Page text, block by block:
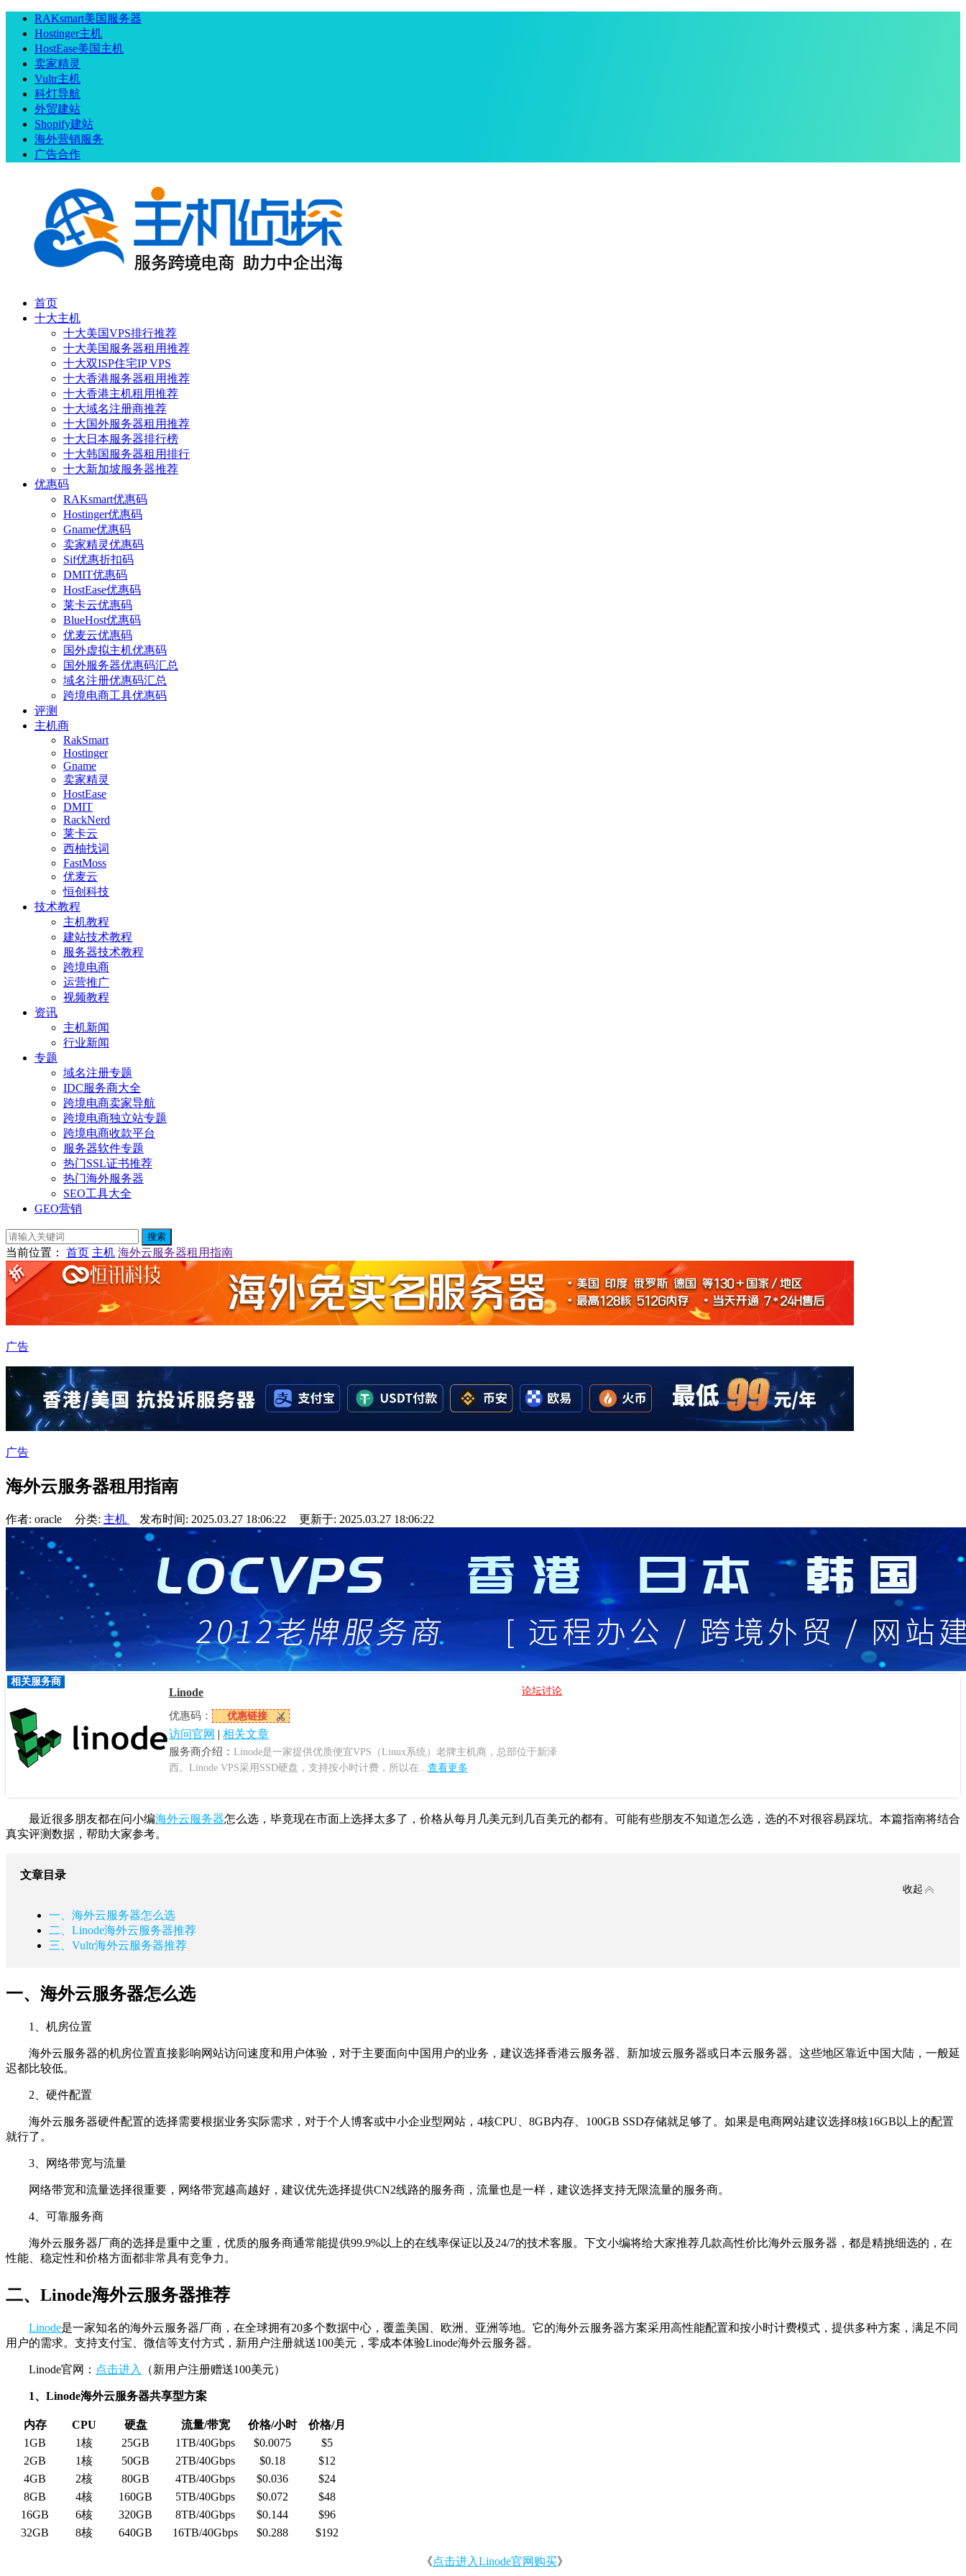
RAKsmart美国服务器
Hostinger主机
HostEase美国主机
卖家精灵
Vultr主机
科灯导航
外贸建站
Shopify建站
海外营销服务
广告合作
首页
十大主机
十大美国VPS排行推荐
十大美国服务器租用推荐
十大双ISP住宅IP VPS
十大香港服务器租用推荐
十大香港主机租用推荐
十大域名注册商推荐
十大国外服务器租用推荐
十大日本服务器排行榜
十大韩国服务器租用排行
十大新加坡服务器推荐
优惠码
RAKsmart优惠码
Hostinger优惠码
Gname优惠码
卖家精灵优惠码
Sif优惠折扣码
DMIT优惠码
HostEase优惠码
莱卡云优惠码
BlueHost优惠码
优麦云优惠码
国外虚拟主机优惠码
国外服务器优惠码汇总
域名注册优惠码汇总
跨境电商工具优惠码
评测
主机商
RakSmart
Hostinger
Gname
卖家精灵
HostEase
DMIT
RackNerd
莱卡云
西柚找词
FastMoss
优麦云
恒创科技
技术教程
主机教程
建站技术教程
服务器技术教程
跨境电商
运营推广
视频教程
资讯
主机新闻
行业新闻
专题
域名注册专题
IDC服务商大全
跨境电商卖家导航
跨境电商独立站专题
跨境电商收款平台
服务器软件专题
热门SSL证书推荐
热门海外服务器
SEO工具大全
GEO营销
搜索
当前位置 ： 首页 主机 海外云服务器租用指南
广告
广告
海外云服务器租用指南
作者: oracle 分类: 主机 发布时间: 2025.03.27 18:06:22 更新于: 2025.03.27 18:06:22
相关服务商
Linode 论坛讨论
优惠码： 优惠链接
访问官网 | 相关文章
服务商介绍： Linode是一家提供优质便宜VPS（Linux系统）老牌主机商，总部位于新泽
西。Linode VPS采用SSD硬盘，支持按小时计费，所以在... 查看更多
最近很多朋友都在问小编海外云服务器怎么选，毕竟现在市面上选择太多了，价格从每月几美元到几百美元的都有。可能有些朋友不知道怎么选，选的不对很容易踩坑。本篇指南将结合
真实评测数据，帮助大家参考。
文章目录
收起
一、海外云服务器怎么选
二、Linode海外云服务器推荐
三、Vultr海外云服务器推荐
一、海外云服务器怎么选
1、机房位置
海外云服务器的机房位置直接影响网站访问速度和用户体验，对于主要面向中国用户的业务，建议选择香港云服务器、新加坡云服务器或日本云服务器。这些地区靠近中国大陆，一般延
迟都比较低。
2、硬件配置
海外云服务器硬件配置的选择需要根据业务实际需求，对于个人博客或中小企业型网站，4核CPU、8GB内存、100GB SSD存储就足够了。如果是电商网站建议选择8核16GB以上的配置
就行了。
3、网络带宽与流量
网络带宽和流量选择很重要，网络带宽越高越好，建议优先选择提供CN2线路的服务商，流量也是一样，建议选择支持无限流量的服务商。
4、可靠服务商
海外云服务器厂商的选择是重中之重，优质的服务商通常能提供99.9%以上的在线率保证以及24/7的技术客服。下文小编将给大家推荐几款高性价比海外云服务器，都是精挑细选的，在
性能、稳定性和价格方面都非常具有竞争力。
二、Linode海外云服务器推荐
Linode是一家知名的海外云服务器厂商，在全球拥有20多个数据中心，覆盖美国、欧洲、亚洲等地。它的海外云服务器方案采用高性能配置和按小时计费模式，提供多种方案，满足不同
用户的需求。支持支付宝、微信等支付方式，新用户注册就送100美元，零成本体验Linode海外云服务器。
Linode官网： 点击进入 （新用户注册赠送100美元）
1、Linode海外云服务器共享型方案
内存 CPU 硬盘 流量/带宽 价格/小时
价格/月
1GB
1核 25GB 1TB/40Gbps $0.0075
$5
2GB
1核 50GB 2TB/40Gbps $0.18
$12
4GB
2核 80GB 4TB/40Gbps $0.036
$24
8GB
4核 160GB 5TB/40Gbps $0.072
$48
16GB
6核 320GB 8TB/40Gbps $0.144
$96
32GB
8核 640GB 16TB/40Gbps $0.288 $192
《点击进入Linode官网购买》